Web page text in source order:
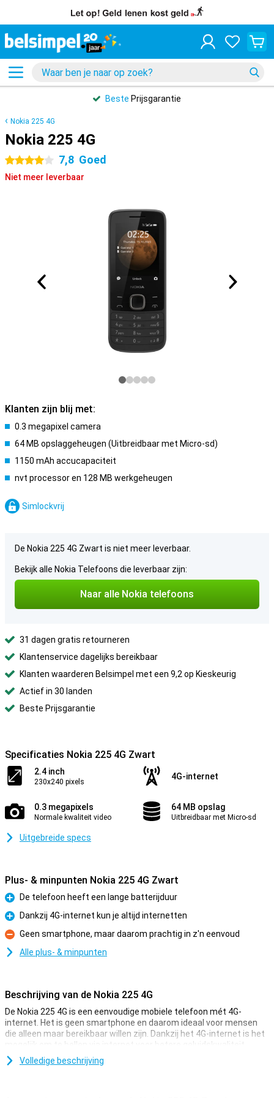
Beste Prijsgarantie
Nokia 225 4G
Nokia 225 4G
4 sterren 7,8 Goed
Niet meer leverbaar
Klanten zijn blij met:
0.3 megapixel camera
64 MB opslaggeheugen (Uitbreidbaar met Micro-sd)
1150 mAh accucapaciteit
nvt processor en 128 MB werkgeheugen
Simlockvrij
De Nokia 225 4G Zwart is niet meer leverbaar.
Bekijk alle Nokia Telefoons die leverbaar zijn:
Naar alle Nokia telefoons
31 dagen gratis retourneren
Klantenservice dagelijks bereikbaar
Klanten waarderen Belsimpel met een 9,2 op Kieskeurig
Actief in 30 landen
Beste Prijsgarantie
Specificaties Nokia 225 4G Zwart
2.4 inch
230x240 pixels
4G-internet
0.3 megapixels
Normale kwaliteit video
64 MB opslag
Uitbreidbaar met Micro-sd
Uitgebreide specs
Plus- & minpunten Nokia 225 4G Zwart
Pluspunt
De telefoon heeft een lange batterijduur
Pluspunt
Dankzij 4G-internet kun je altijd internetten
Minpunt
Geen smartphone, maar daarom prachtig in z'n eenvoud
Alle plus- & minpunten
Beschrijving van de Nokia 225 4G
De Nokia 225 4G is een eenvoudige mobiele telefoon mét 4G-
internet. Het is geen smartphone en daarom ideaal voor mensen
die alleen maar bereikbaar willen zijn. Dankzij het 4G-internet is het
mogelijk om te bellen via internet voor betere geluidskwaliteit.
Verder heeft het toestel wel een paar apps, zoals spelletjes en
Volledige beschrijving